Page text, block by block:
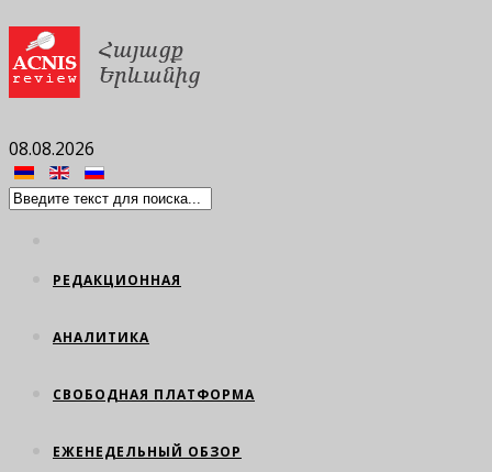
08.08.2026
РЕДАКЦИОННАЯ
АНАЛИТИКА
СВОБОДНАЯ ПЛАТФОРМА
ЕЖЕНЕДЕЛЬНЫЙ ОБЗОР